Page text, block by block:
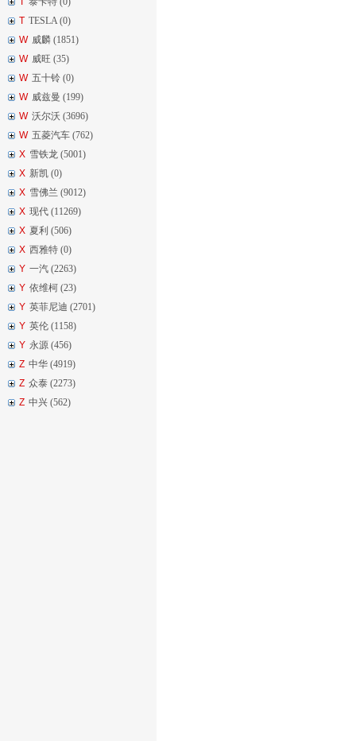
T TESLA (0)
W 威麟 (1851)
W 威旺 (35)
W 五十铃 (0)
W 威兹曼 (199)
W 沃尔沃 (3696)
W 五菱汽车 (762)
X 雪铁龙 (5001)
X 新凯 (0)
X 雪佛兰 (9012)
X 现代 (11269)
X 夏利 (506)
X 西雅特 (0)
Y 一汽 (2263)
Y 依维柯 (23)
Y 英菲尼迪 (2701)
Y 英伦 (1158)
Y 永源 (456)
Z 中华 (4919)
Z 众泰 (2273)
Z 中兴 (562)